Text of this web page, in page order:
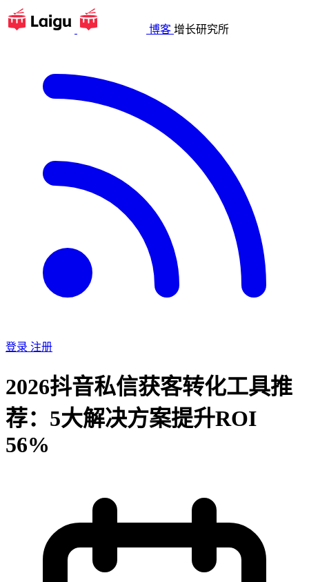
博客 增长研究所
登录 注册
2026抖音私信获客转化工具推
荐：5大解决方案提升ROI
56%